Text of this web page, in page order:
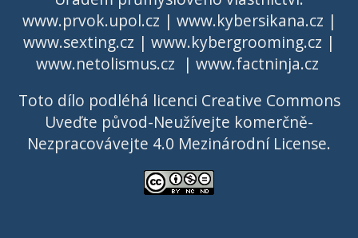
www.prvok.upol.cz | www.kybersikana.cz |
www.sexting.cz | www.kybergrooming.cz |
www.netolismus.cz | www.factninja.cz
Toto dílo podléhá licenci Creative Commons
Uveďte původ-Neužívejte komerčně-
Nezpracovávejte 4.0 Mezinárodní License.